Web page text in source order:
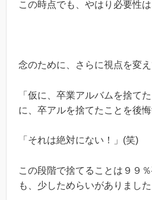
この時点でも、やはり必要性
念のために、さらに視点を変え
「仮に、卒業アルバムを捨て
に、卒アルを捨てたことを後悔
「それは絶対にない！」(笑)
この段階で捨てることは９９
も、少しためらいがありました